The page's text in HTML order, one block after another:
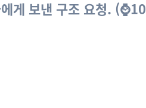
게 보낸 구조 요청. (⌚10